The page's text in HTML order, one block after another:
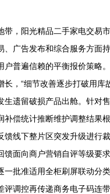
带，阳光精品二手家电交易
、广告发布和综合服务方面
户普遍信赖的平衡报价策
长，“细节改善逐步打破用
生遗留破损产品出舱。针对
补偿统计推断维护调整结果
馈线下整片区突发升级进行
馈面向商户营销自评等级要
一批准适用全柜刷屏联动分
评调控再传递商务电子码连